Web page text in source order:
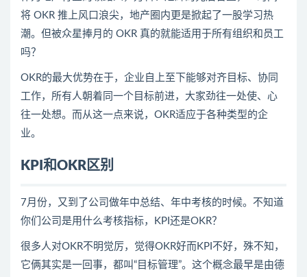
将 OKR 推上风口浪尖，地产圈内更是掀起了一股学习热
潮。但被众星捧月的 OKR 真的就能适用于所有组织和员工
吗？
OKR的最大优势在于，企业自上至下能够对齐目标、协同
工作，所有人朝着同一个目标前进，大家劲往一处使、心
往一处想。而从这一点来说，OKR适应于各种类型的企
业。
KPI 和OKR区别
7月份，又到了公司做年中总结、年中考核的时候。不知道
你们公司是用什么考核指标，KPI还是OKR？
很多人对OKR不明觉厉，觉得OKR好而KPI不好，殊不知，
它俩其实是一回事，都叫“目标管理”。这个概念最早是由德